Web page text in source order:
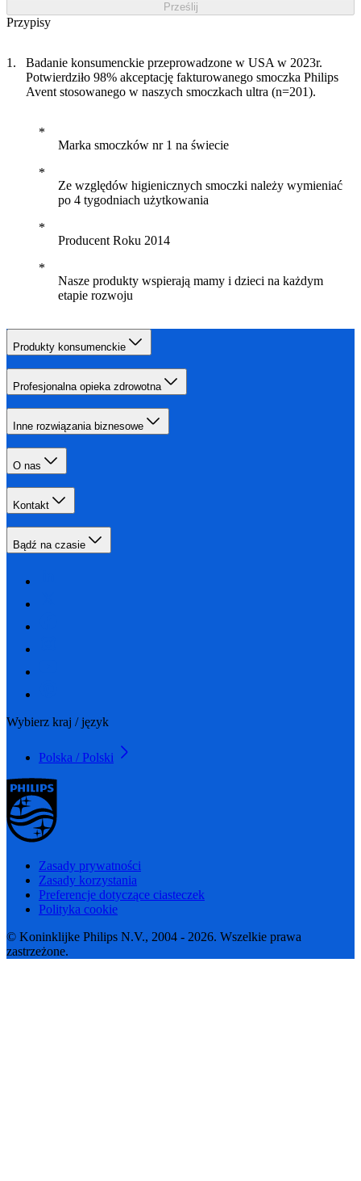
Prześlij
Przypisy
Badanie konsumenckie przeprowadzone w USA w 2023r.
Potwierdziło 98% akceptację fakturowanego smoczka Philips
Avent stosowanego w naszych smoczkach ultra (n=201).
Marka smoczków nr 1 na świecie
Ze względów higienicznych smoczki należy wymieniać
po 4 tygodniach użytkowania
Producent Roku 2014
Nasze produkty wspierają mamy i dzieci na każdym
etapie rozwoju
Produkty konsumenckie
Profesjonalna opieka zdrowotna
Inne rozwiązania biznesowe
O nas
Kontakt
Bądź na czasie
Wybierz kraj / język
Polska / Polski
Zasady prywatności
Zasady korzystania
Preferencje dotyczące ciasteczek
Polityka cookie
© Koninklijke Philips N.V., 2004 - 2026. Wszelkie prawa
zastrzeżone.